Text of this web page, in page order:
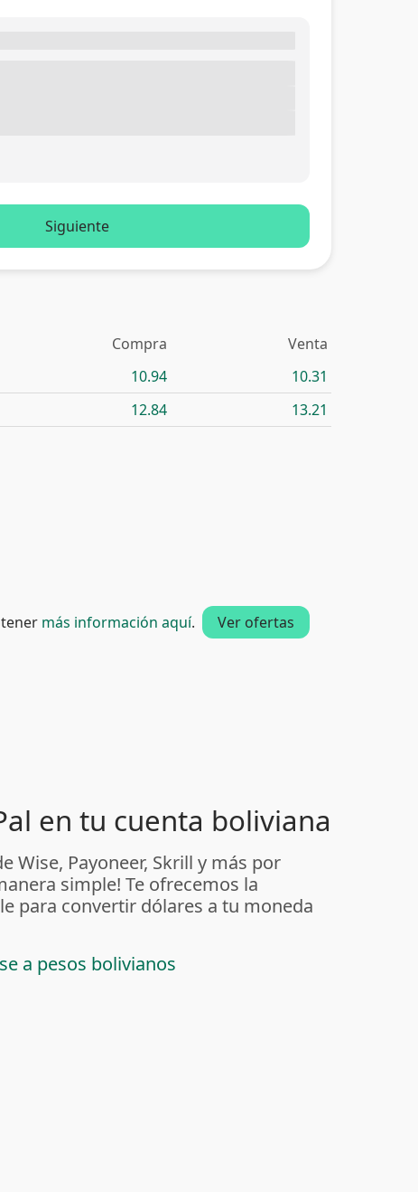
Siguiente
Compra
Venta
10.94
10.31
12.84 13.21
más información aquí. Ver ofertas
en tu cuenta boliviana
Wise, Payoneer, Skrill y más por
simple! Te ofrecemos la
para convertir dólares a tu moneda
a pesos bolivianos